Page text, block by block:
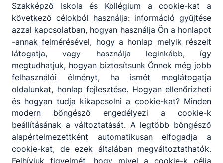
Szakképző Iskola és Kollégium a cookie-kat a
következő célokból használja: információ gyűjtése
azzal kapcsolatban, hogyan használja Ön a honlapot
-annak felmérésével, hogy a honlap melyik részeit
látogatja, vagy használja leginkább, így
megtudhatjuk, hogyan biztosítsunk Önnek még jobb
felhasználói élményt, ha ismét meglátogatja
oldalunkat, honlap fejlesztése. Hogyan ellenőrizheti
és hogyan tudja kikapcsolni a cookie-kat? Minden
modern böngésző engedélyezi a cookie-k
beállításának a változtatását. A legtöbb böngésző
alapértelmezettként automatikusan elfogadja a
cookie-kat, de ezek általában megváltoztathatók.
Felhívjuk figyelmét, hogy mivel a cookie-k célja